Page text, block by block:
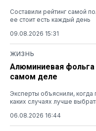
Составили рейтинг самой
ее стоит есть каждый день
09.08.2026 15:31
ЖИЗНЬ
Алюминиевая фольга
самом деле
Эксперты объяснили, когда
каких случаях лучше
06.08.2026 16:44